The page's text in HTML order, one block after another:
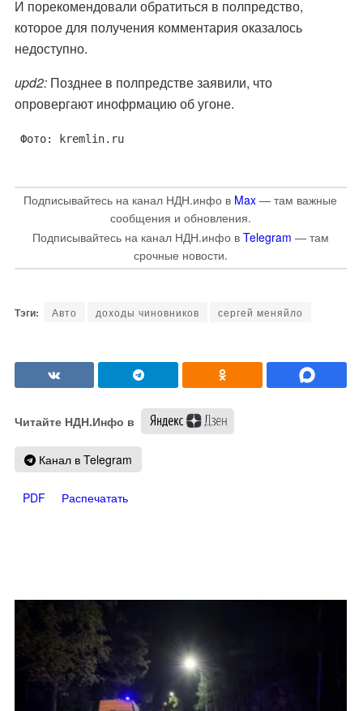
И порекомендовали обратиться в полпредство,
которое для получения комментария оказалось
недоступно.
upd2:Позднее в полпредстве заявили, что
опровергают инофрмацию об угоне.
Фото: kremlin.ru
Подписывайтесь на канал НДН.инфо в Max — там важные
сообщения и обновления.
Подписывайтесь на канал НДН.инфо в Telegram — там
срочные новости.
Авто доходы чиновников сергей меняйло
Читайте НДН.Инфо в
Канал в Telegram
PDF Распечатать